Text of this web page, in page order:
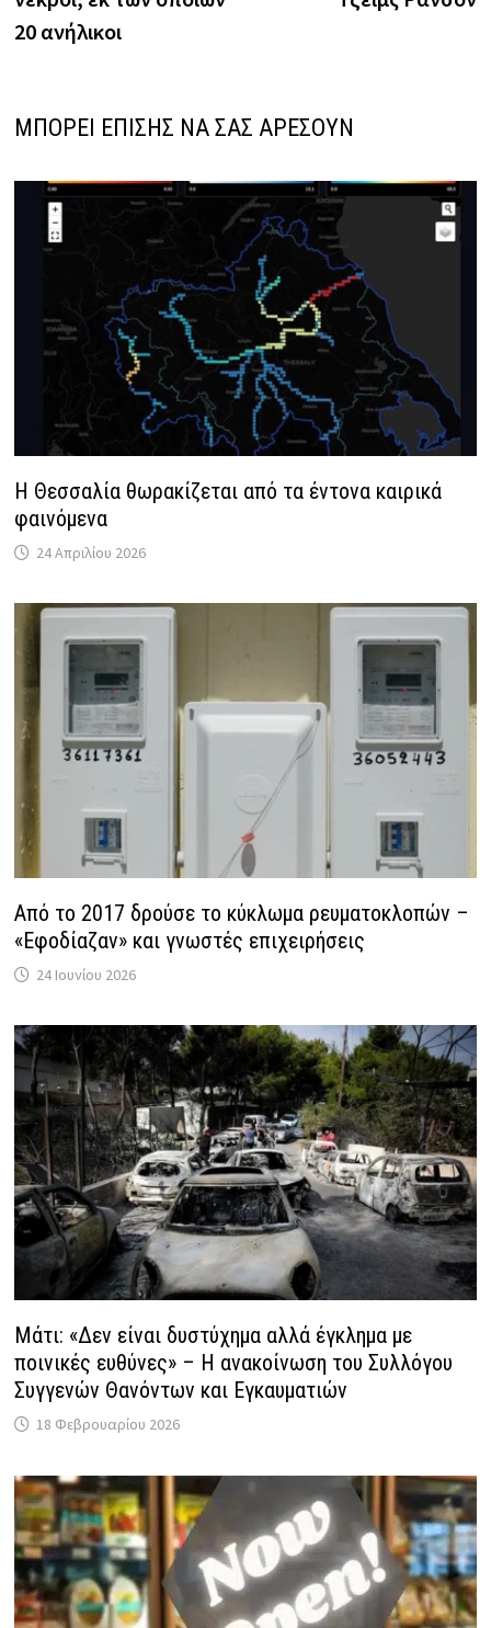
20 ανήλικοι
ΜΠΟΡΕΙ ΕΠΙΣΗΣ ΝΑ ΣΑΣ ΑΡΕΣΟΥΝ
H Θεσσαλία θωρακίζεται από τα έντονα καιρικά
φαινόμενα
24 Απριλίου 2026
Από το 2017 δρούσε το κύκλωμα ρευματοκλοπών –
«Εφοδίαζαν» και γνωστές επιχειρήσεις
24 Ιουνίου 2026
Μάτι: «Δεν είναι δυστύχημα αλλά έγκλημα με
ποινικές ευθύνες» – Η ανακοίνωση του Συλλόγου
Συγγενών Θανόντων και Εγκαυματιών
18 Φεβρουαρίου 2026